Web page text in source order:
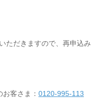
だきますので、再申込み
客さま： 0120-995-113